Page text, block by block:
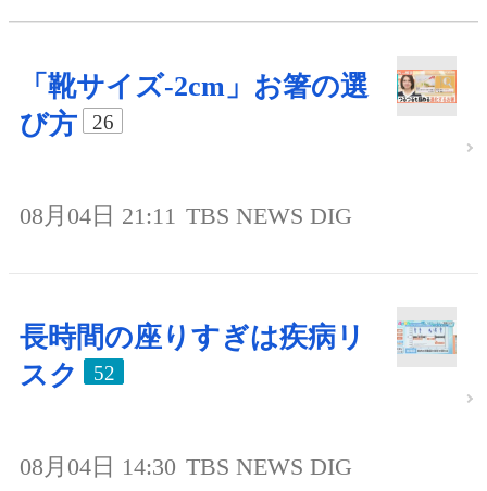
「靴サイズ-2cm」お箸の選
び方
26
08月04日 21:11 TBS NEWS DIG
長時間の座りすぎは疾病リ
スク
52
08月04日 14:30 TBS NEWS DIG